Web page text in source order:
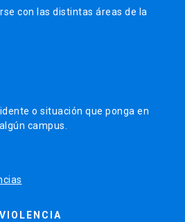
con las distintas áreas de la
o situación que ponga en
campus.